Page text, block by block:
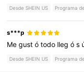
Desde SHEIN US Programa
s***p
Megustótodo llegós
Desde SHEIN US Programa